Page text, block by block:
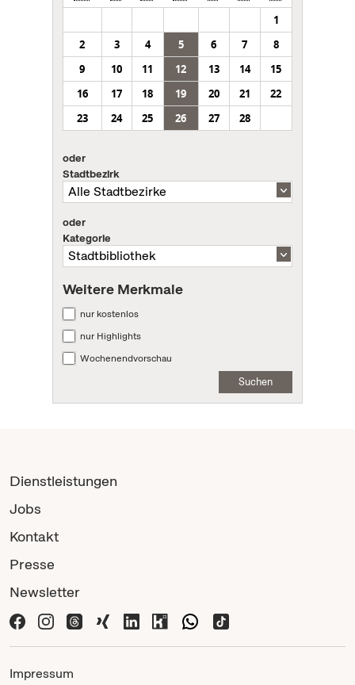
1
2
3 4 5 6 7
8
9
10 11 12 13 14
15
16
17 18 19 20 21
22
23
24 25 26 27 28
oder
Stadtbezirk
oder
Kategorie
Weitere Merkmale
nur kostenlos
nur Highlights
Wochenendvorschau
Suchen
Dienstleistungen
Jobs
Kontakt
Presse
Newsletter
Impressum